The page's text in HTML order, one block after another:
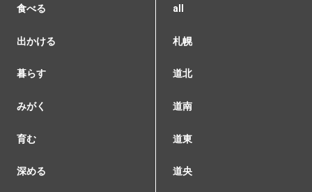
食べる
出かける
暮らす
みがく
育む
深める
all
札幌
道北
道南
道東
道央